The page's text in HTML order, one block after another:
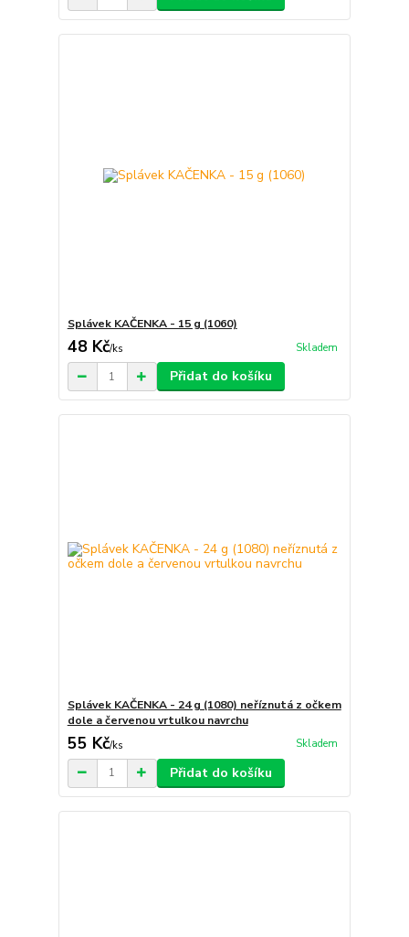
Splávek KAČENKA - 15 g (1060)
48 Kč/ks Skladem
Přidat do košíku
Splávek KAČENKA - 24 g (1080) neříznutá z očkem
dole a červenou vrtulkou navrchu
55 Kč/ks Skladem
Přidat do košíku